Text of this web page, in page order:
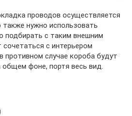
проводов осуществляется
нужно использовать
подбирать с таким внешним
с интерьером
случае короба будут
общем фоне, портя весь вид.
)